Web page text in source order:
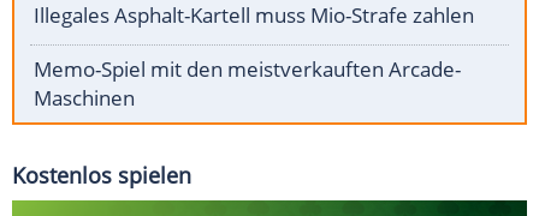
Illegales Asphalt-Kartell muss Mio-Strafe zahlen
Memo-Spiel mit den meistverkauften Arcade-
Maschinen
Kostenlos spielen